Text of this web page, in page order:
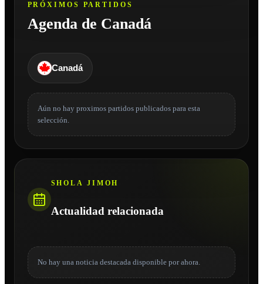
PRÓXIMOS PARTIDOS
Agenda de Canadá
Canadá
Aún no hay proximos partidos publicados para esta
selección.
SHOLA JIMOH
Actualidad relacionada
No hay una noticia destacada disponible por ahora.